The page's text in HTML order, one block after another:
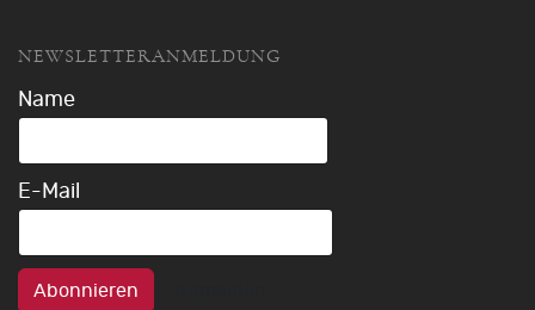
NEWSLETTERANMELDUNG
Name
E-Mail
Abonnieren